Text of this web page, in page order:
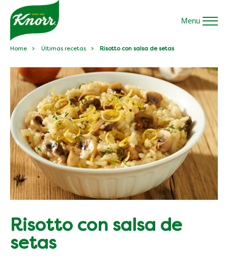
Menu
Home Últimas recetas Risotto con salsa de setas
Risotto con salsa de
setas